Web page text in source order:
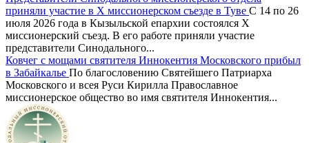
приняли участие в X миссионерском съезде в Туве С 14 по 26
июля 2026 года в Кызыльской епархии состоялся X
миссионерский съезд. В его работе приняли участие
представители Синодального...
Ковчег с мощами святителя Иннокентия Московского прибыл
в Забайкалье По благословению Святейшего Патриарха
Московского и всея Руси Кирилла Православное
миссионерское общество во имя святителя Иннокентия...